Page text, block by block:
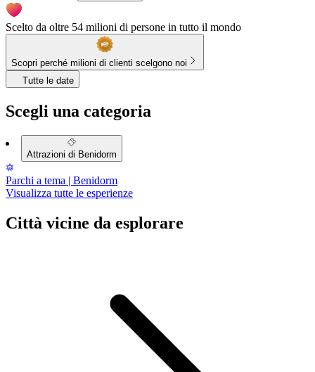
Scelto da oltre 54 milioni di persone in tutto il mondo
Scopri perché milioni di clienti scelgono noi
Tutte le date
Scegli una categoria
Attrazioni di Benidorm
Parchi a tema | Benidorm
Visualizza tutte le esperienze
Città vicine da esplorare